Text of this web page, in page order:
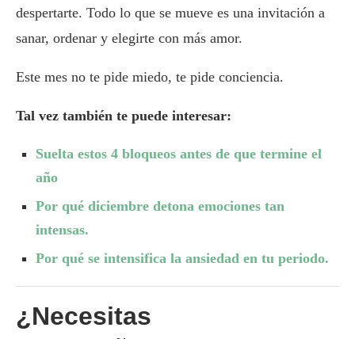
despertarte. Todo lo que se mueve es una invitación a
sanar, ordenar y elegirte con más amor.
Este mes no te pide miedo, te pide conciencia.
Tal vez también te puede interesar:
Suelta estos 4 bloqueos antes de que termine el
año
Por qué diciembre detona emociones tan
intensas.
Por qué se intensifica la ansiedad en tu periodo.
¿Necesitas